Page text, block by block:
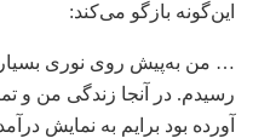
این‌گونه بازگو می‌کند:
… من به‌پیش روی نوری
رسیدم. در آنجا زندگی من و
آورده بود برایم به نمایش